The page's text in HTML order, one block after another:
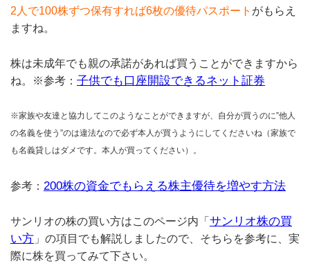
2人で100株ずつ保有すれば6枚の優待パスポート がもらえ
ますね。
株は未成年でも親の承諾があれば買うことができますから
ね。※参考： 子供でも口座開設できるネット証券
※家族や友達と協力してこのようなことができますが、自分が買うのに”他人
の名義を使う”のは違法なので必ず本人が買うようにしてくださいね（家族で
も名義貸しはダメです。本人が買ってください）。
参考： 200株の資金でもらえる株主優待を増やす方法
サンリオの株の買い方はこのページ内「 サンリオ株の買
い方 」の項目でも解説しましたので、そちらを参考に、実
際に株を買ってみて下さい。